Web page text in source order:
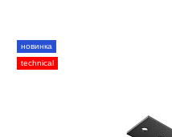
новинка
technical